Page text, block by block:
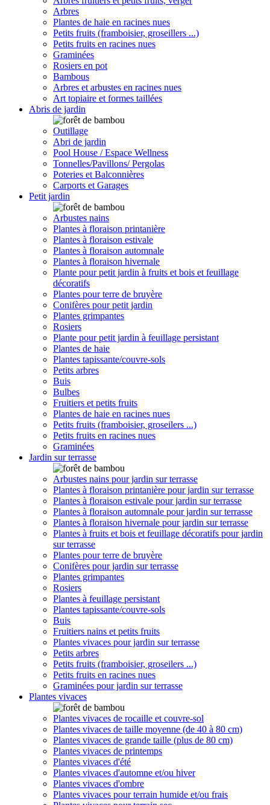
Arbres
Plantes de haie en racines nues
Petits fruits (framboisier, groseillers ...)
Petits fruits en racines nues
Graminées
Rosiers en pot
Bambous
Arbres et arbustes en racines nues
Art topiaire et formes taillées
Abris de jardin
Outillage
Abri de jardin
Pool House / Espace Wellness
Tonnelles/Pavillons/ Pergolas
Poteries et Balconnières
Carports et Garages
Petit jardin
Arbustes nains
Plantes à floraison printanière
Plantes à floraison estivale
Plantes à floraison automnale
Plantes à floraison hivernale
Plante pour petit jardin à fruits et bois et feuillage
décoratifs
Plantes pour terre de bruyère
Conifères pour petit jardin
Plantes grimpantes
Rosiers
Plante pour petit jardin à feuillage persistant
Plantes de haie
Plantes tapissante/couvre-sols
Petits arbres
Buis
Bulbes
Fruitiers et petits fruits
Plantes de haie en racines nues
Petits fruits (framboisier, groseilers ...)
Petits fruits en racines nues
Graminées
Jardin sur terrasse
Arbustes nains pour jardin sur terrasse
Plantes à floraison printanière pour jardin sur terrasse
Plantes à floraison estivale pour jardin sur terrasse
Plantes à floraison automnale pour jardin sur terrasse
Plantes à floraison hivernale pour jardin sur terrasse
Plantes à fruits et bois et feuillage décoratifs pour jardin
sur terrasse
Plantes pour terre de bruyère
Conifères pour jardin sur terrasse
Plantes grimpantes
Rosiers
Plantes à feuillage persistant
Plantes tapissante/couvre-sols
Buis
Fruitiers nains et petits fruits
Plantes vivaces pour jardin sur terrasse
Petits arbres
Petits fruits (framboisier, groseilers ...)
Petits fruits en racines nues
Graminées pour jardin sur terrasse
Plantes vivaces
Plantes vivaces de rocaille et couvre-sol
Plantes vivaces de taille moyenne (de 40 à 80 cm)
Plantes vivaces de grande taille (plus de 80 cm)
Plantes vivaces de printemps
Plantes vivaces d'été
Plantes vivaces d'automne et/ou hiver
Plantes vivaces d'ombre
Plantes vivaces pour terrain humide et/ou frais